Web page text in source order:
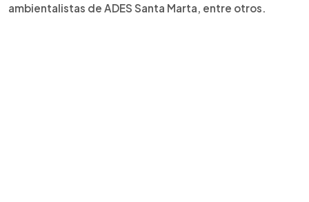
ambientalistas de ADES Santa Marta, entre otros.